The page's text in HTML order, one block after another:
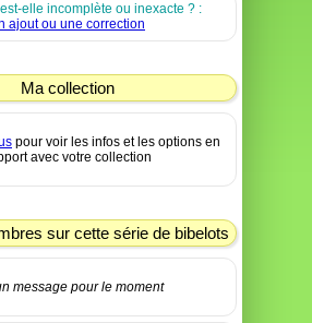
elle incomplète ou inexacte ? :
ajout ou une correction
Ma collection
pour voir les infos et les options en
avec votre collection
sur cette série de bibelots
message pour le moment